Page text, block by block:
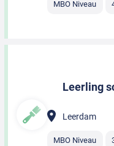
MBO Niveau
Leerling
Leerdam
MBO Niveau